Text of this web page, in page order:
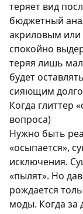
теряет вид
бюджетный
акриловым
спокойно
теряя лишь
будет
сияющим
Когда глиттер
вопроса)
Нужно быть
«осыпается»,
исключения.
«пылят». Но
рождается
моды. Когда за